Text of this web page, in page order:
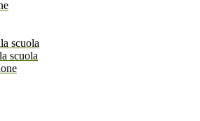
scuola
scuola